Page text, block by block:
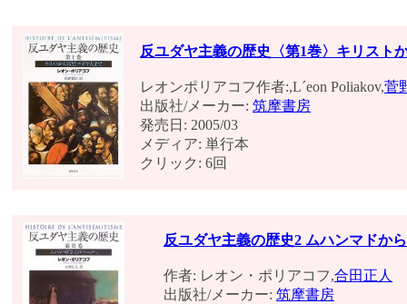
反ユダヤ主義の歴史〈第1巻〉キリスト
レオンポリアコフ作者:,L´eon Poliakov,菅
出版社/メーカー: 筑摩書房
発売日: 2005/03
メディア: 単行本
クリック: 6回
反ユダヤ主義の歴史2 ムハンマドか
作者: レオン・ポリアコフ,合田正人
出版社/メーカー: 筑摩書房